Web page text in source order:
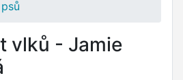
vlků - Jamie